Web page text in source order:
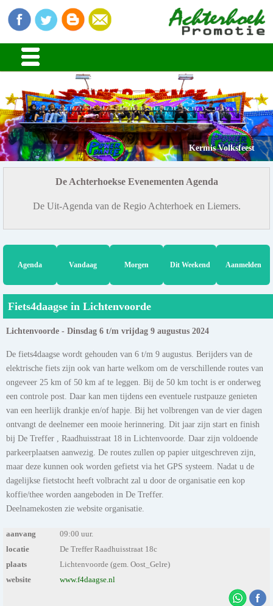
Kermis Volksfeest
De Achterhoekse Evenementen Agenda
De Uit-Agenda van de Regio Achterhoek en Liemers.
Agenda Vandaag Morgen Dit Weekend Aanmelden
Fiets4daagse in Lichtenvoorde
Lichtenvoorde - Dinsdag 6 t/m vrijdag 9 augustus 2024
De fiets4daagse wordt gehouden van 6 t/m 9 augustus. Berijders van de
elektrische fiets zijn ook van harte welkom om de verschillende routes van
ongeveer 25 km of 50 km af te leggen. Bij de 50 km tocht is er onderweg
een controle post. Daar kan men tijdens een eventuele rustpauze genieten
van een heerlijk drankje en/of hapje. Bij het volbrengen van de vier dagen
ontvangt de deelnemer een mooie herinnering. Dit jaar zijn start en finish
bij De Treffer , Raadhuisstraat 18 in Lichtenvoorde. Daar zijn voldoende
parkeerplaatsen aanwezig. De routes zullen op papier uitgeschreven zijn,
maar deze kunnen ook worden gefietst via het GPS systeem. Nadat u de
dagelijkse fietstocht heeft volbracht zal u door de organisatie een kop
koffie/thee worden aangeboden in De Treffer.
Deelnamekosten zie website organisatie.
aanvang
09:00 uur.
locatie
De Treffer Raadhuisstraat 18c
plaats
Lichtenvoorde (gem. Oost_Gelre)
website
www.f4daagse.nl